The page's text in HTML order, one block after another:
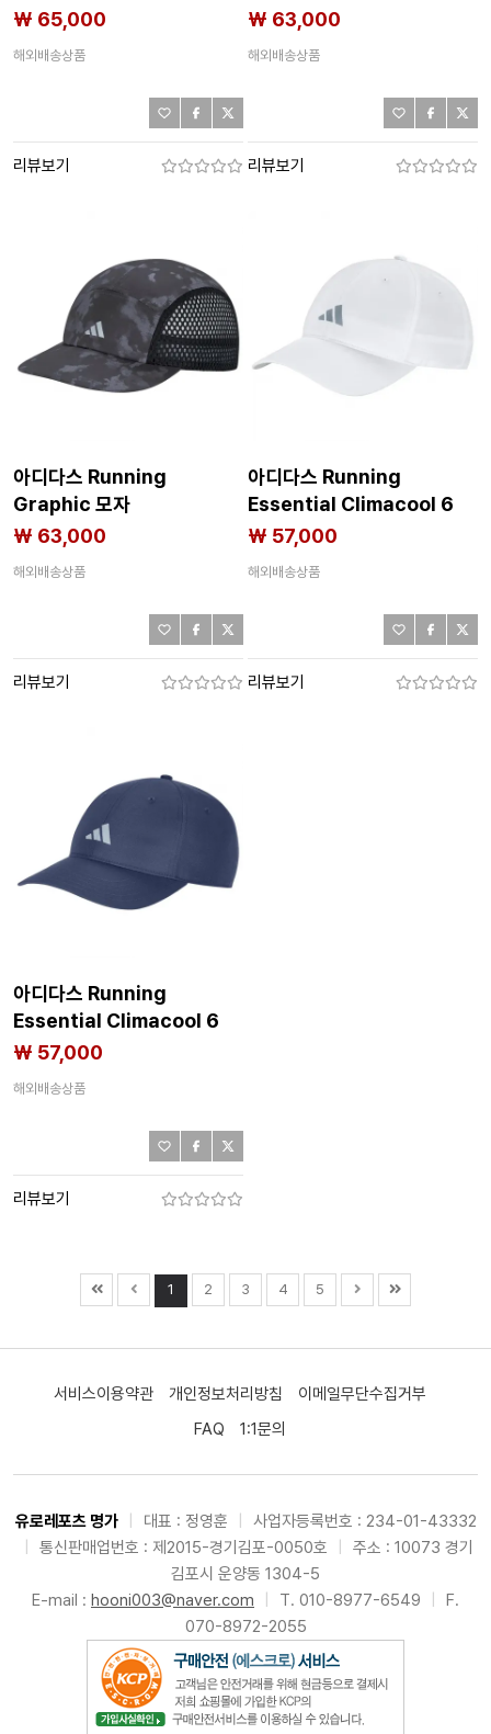
8142712610
₩ 65,000
해외배송상품
리뷰보기
8142712609
₩ 63,000
해외배송상품
리뷰보기
아디다스 Running
Graphic 모자
8142712608
₩ 63,000
해외배송상품
리뷰보기
아디다스 Running
Essential Climacool 6
Panel Baseball 모자
₩ 57,000
해외배송상품
리뷰보기
아디다스 Running
Essential Climacool 6
Panel Baseball 모자
₩ 57,000
해외배송상품
리뷰보기
1 2 3 4 5
서비스이용약관 개인정보처리방침
이메일무단수집거부
FAQ
1:1문의
유로레포츠 명가 대표 : 정영훈
사업자등록번호 : 234-01-43332
통신판매업번호 : 제2015-경기김포-0050호
주소 : 10073 경기
김포시 운양동 1304-5
E-mail : hooni003@naver.com T. 010-8977-6549
F.
070-8972-2055